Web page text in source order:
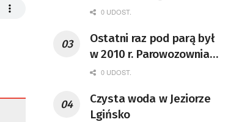
województwa lubuskiego
0 UDOST.
Ostatni raz pod parą był
w 2010 r. Parowozownia
Wolsztyn rozpocznie
65
0 UDOST.
Czysta woda w Jeziorze
Lgińsko